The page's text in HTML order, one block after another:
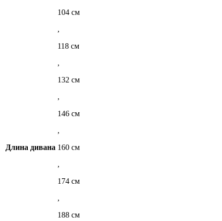
Длина дивана
104 см
,
118 см
,
132 см
,
146 см
,
160 см
,
174 см
,
188 см